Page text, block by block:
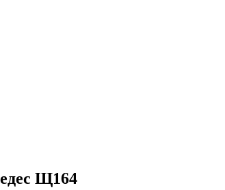
Щ164